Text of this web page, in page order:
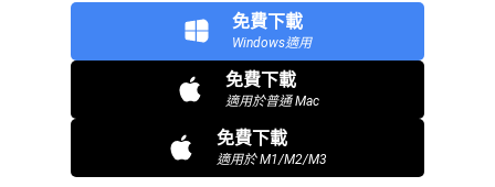
免費下載
Windows適用
免費下載
適用於普通 Mac
免費下載
適用於 M1/M2/M3